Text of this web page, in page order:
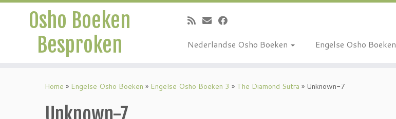
Osho Boeken
Besproken
Nederlandse Osho Boeken Engelse Osho Boeken
Home » Engelse Osho Boeken » Engelse Osho Boeken 3 » The Diamond Sutra » Unknown-7